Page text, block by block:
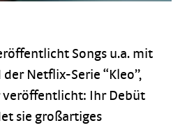
Songs u.a. mit
Netflix-Serie “Kleo”,
veröffentlicht: Ihr Debüt
sie großartiges